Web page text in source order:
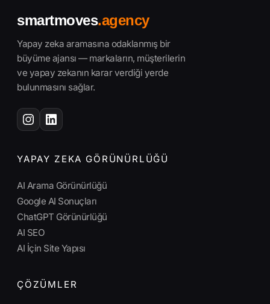
smartmoves.agency
Yapay zeka aramasına odaklanmış bir
büyüme ajansı — markaların, müşterilerin
ve yapay zekanın karar verdiği yerde
bulunmasını sağlar.
YAPAY ZEKA GÖRÜNÜRLÜĞÜ
AI Arama Görünürlüğü
Google AI Sonuçları
ChatGPT Görünürlüğü
AI SEO
AI İçin Site Yapısı
ÇÖZÜMLER